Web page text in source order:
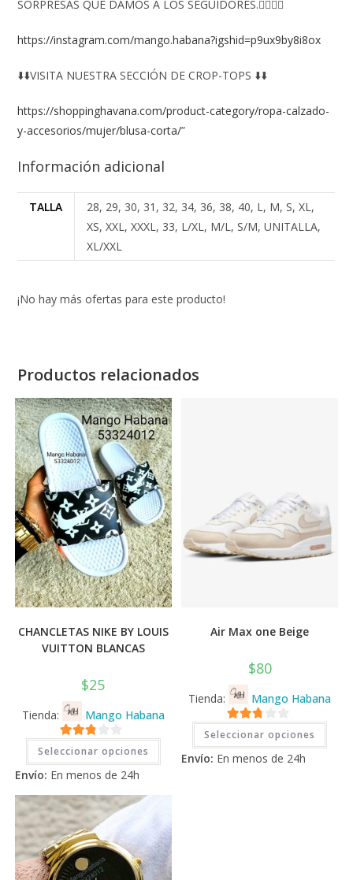
SORPRESAS QUE DAMOS A LOS SEGUIDORES.👇🏻👇🏻
https://instagram.com/mango.habana?igshid=p9ux9by8i8ox
⬇️⬇️VISITA NUESTRA SECCIÓN DE CROP-TOPS ⬇️⬇️
https://shoppinghavana.com/product-category/ropa-calzado-
y-accesorios/mujer/blusa-corta/”
Información adicional
TALLA
28, 29, 30, 31, 32, 34, 36, 38, 40, L, M, S, XL,
XS, XXL, XXXL, 33, L/XL, M/L, S/M, UNITALLA,
XL/XXL
¡No hay más ofertas para este producto!
Productos relacionados
CHANCLETAS NIKE BY LOUIS
VUITTON BLANCAS
$25
Tienda: Mango Habana
2.71
de 5
Seleccionar opciones
Este
producto
tiene
pueden
elegir
en
la
página
Envío: En menos de 24h
Air Max one Beige
$80
Tienda: Mango Habana
2.71
de 5
Seleccionar opciones
Este
tiene
Envío: En menos de 24h